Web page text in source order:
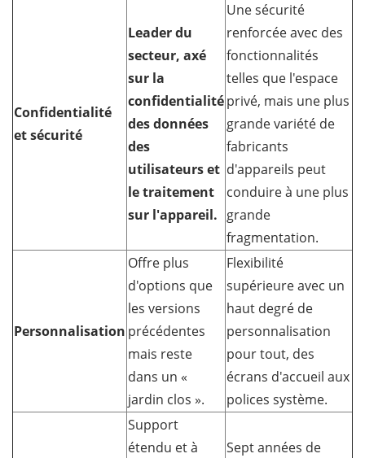
Confidentialité
et sécurité
Leader du
secteur, axé
sur la
confidentialité
des données
des
utilisateurs et
le traitement
sur l'appareil.
Une sécurité
renforcée avec des
fonctionnalités
telles que l'espace
privé, mais une plus
grande variété de
fabricants
d'appareils peut
conduire à une plus
grande
fragmentation.
Personnalisation
Offre plus
d'options que
les versions
précédentes
mais reste
dans un «
jardin clos ».
Flexibilité
supérieure avec un
haut degré de
personnalisation
pour tout, des
écrans d'accueil aux
polices système.
Support
étendu et à
Sept années de